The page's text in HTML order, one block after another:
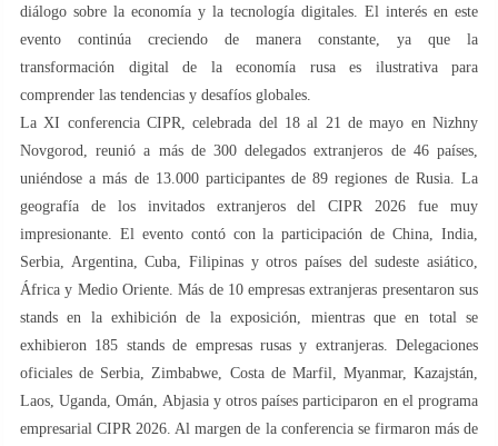
diálogo sobre la economía y la tecnología digitales. El interés en este
evento continúa creciendo de manera constante, ya que la
transformación digital de la economía rusa es ilustrativa para
comprender las tendencias y desafíos globales.
La XI conferencia CIPR, celebrada del 18 al 21 de mayo en Nizhny
Novgorod, reunió a más de 300 delegados extranjeros de 46 países,
uniéndose a más de 13.000 participantes de 89 regiones de Rusia. La
geografía de los invitados extranjeros del CIPR 2026 fue muy
impresionante. El evento contó con la participación de China, India,
Serbia, Argentina, Cuba, Filipinas y otros países del sudeste asiático,
África y Medio Oriente. Más de 10 empresas extranjeras presentaron sus
stands en la exhibición de la exposición, mientras que en total se
exhibieron 185 stands de empresas rusas y extranjeras. Delegaciones
oficiales de Serbia, Zimbabwe, Costa de Marfil, Myanmar, Kazajstán,
Laos, Uganda, Omán, Abjasia y otros países participaron en el programa
empresarial CIPR 2026. Al margen de la conferencia se firmaron más de